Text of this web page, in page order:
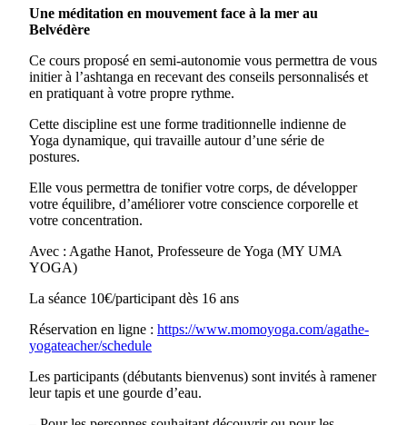
Une méditation en mouvement face à la mer au
Belvédère
Ce cours proposé en semi-autonomie vous permettra de vous
initier à l’ashtanga en recevant des conseils personnalisés et
en pratiquant à votre propre rythme.
Cette discipline est une forme traditionnelle indienne de
Yoga dynamique, qui travaille autour d’une série de
postures.
Elle vous permettra de tonifier votre corps, de développer
votre équilibre, d’améliorer votre conscience corporelle et
votre concentration.
Avec : Agathe Hanot, Professeure de Yoga (MY UMA
YOGA)
La séance 10€/participant dès 16 ans
Réservation en ligne : https://www.momoyoga.com/agathe-
yogateacher/schedule
Les participants (débutants bienvenus) sont invités à ramener
leur tapis et une gourde d’eau.